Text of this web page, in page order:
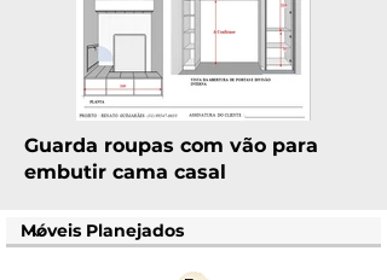
Guarda roupas com vão para
embutir cama casal